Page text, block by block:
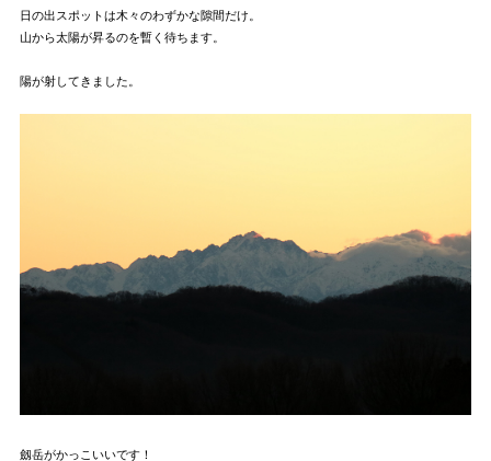
日の出スポットは木々のわずかな隙間だけ。
山から太陽が昇るのを暫く待ちます。
陽が射してきました。
劔岳がかっこいいです！